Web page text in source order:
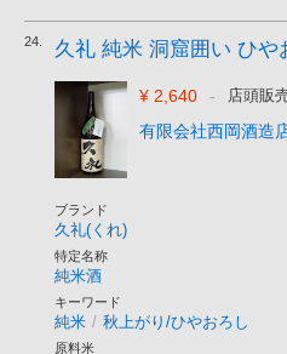
24. 久礼 純米 洞窟囲い ひや
¥ 2,640 - 店頭販
有限会社西岡酒造
ブランド
久礼(くれ)
特定名称
純米酒
キーワード
純米 / 秋上がり/ひやおろし
原料米